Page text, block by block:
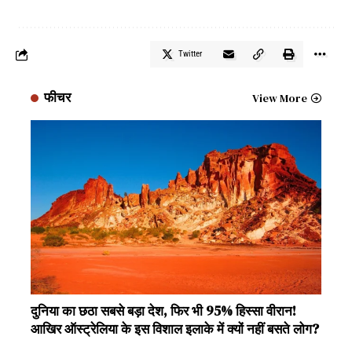
Twitter
फीचर View More
दुनिया का छठा सबसे बड़ा देश, फिर भी 95% हिस्सा वीरान!
आखिर ऑस्ट्रेलिया के इस विशाल इलाके में क्यों नहीं बसते लोग?